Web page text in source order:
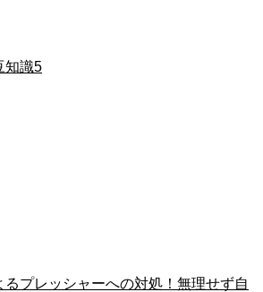
知識5
るプレッシャーへの対処！無理せず自